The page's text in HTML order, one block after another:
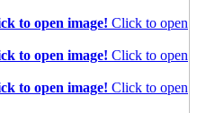
to open image! Click to open
to open image! Click to open
to open image! Click to open